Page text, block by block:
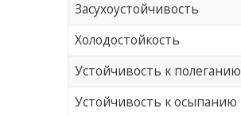
Засухоустойчивость
Холодостойкость
Устойчивость к полеганию
Устойчивость к осыпанию